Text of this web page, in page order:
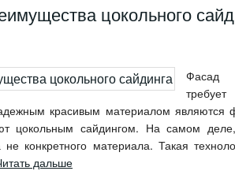
цокольного
Фасад
красивым материалом являются
цокольным сайдингом. На самом
конкретного материала. Такая
дальше